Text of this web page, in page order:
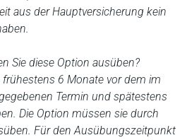
aus der Hauptversicherung kein
Sie diese Option ausüben?
6 Monate vor dem im
Termin und spätestens
Die Option müssen sie durch
Für den Ausübungszeitpunkt